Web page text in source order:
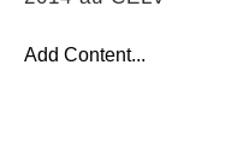
Add Content...